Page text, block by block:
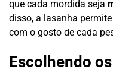
que cada mordida seja
disso, a lasanha
com o gosto de cada
Escolhendo